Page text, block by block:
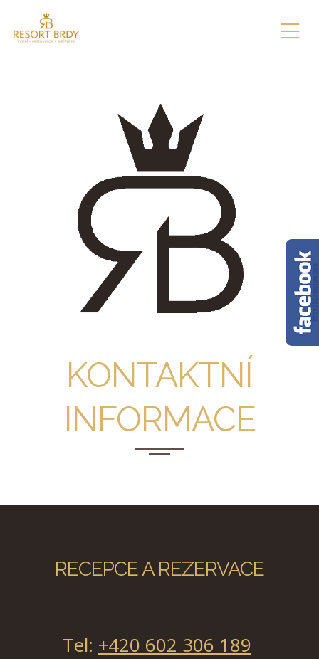
KONTAKTNÍ
INFORMACE
RECEPCE A REZERVACE
Tel: +420 602 306 189